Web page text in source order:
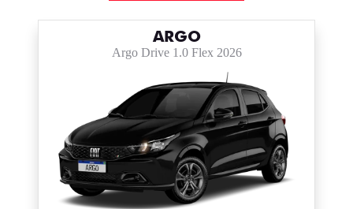
ARGO
Argo Drive 1.0 Flex 2026